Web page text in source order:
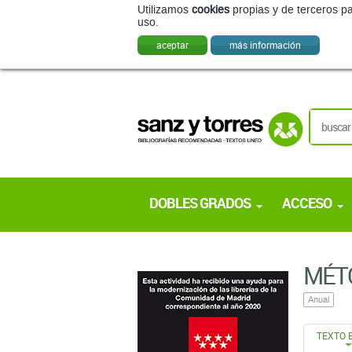
Utilizamos cookies propias y de terceros
uso.
aceptar más información
DOBLES GRADOS ACCESO
Anual
TEXTO